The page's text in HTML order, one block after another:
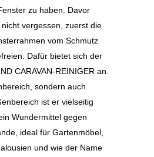
zu haben. Davor
vergessen, zuerst die
vom Schmutz
Dafür bietet sich der
CARAVAN-REINIGER an.
sondern auch
ist er vielseitig
Wundermittel gegen
ideal für Gartenmöbel,
und wie der Name